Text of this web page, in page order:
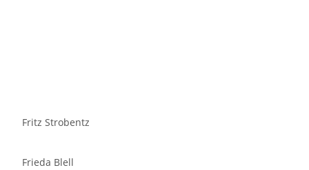
Fritz Strobentz
Frieda Blell